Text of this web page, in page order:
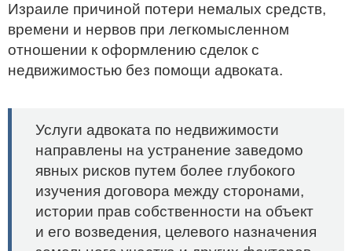
Израиле причиной потери немалых средств,
времени и нервов при легкомысленном
отношении к оформлению сделок с
недвижимостью без помощи адвоката.
Услуги адвоката по недвижимости
направлены на устранение заведомо
явных рисков путем более глубокого
изучения договора между сторонами,
истории прав собственности на объект
и его возведения, целевого назначения